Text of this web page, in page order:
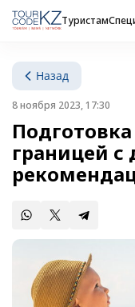
Туристам
Назад
8 ноября 2023, 17:30
границей с